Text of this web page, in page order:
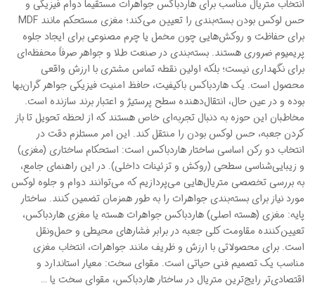
انتخاب متریال مناسب برای هاردباکس جواهرات مستقیماً دوام فیزیکی و
حس لوکس بودن بسته‌بندی را تعیین می‌کند؛ مغزی مستحکم مانند MDF
برای حفاظت و روکش‌هایی چون مخمل یا چرم مصنوعی برای ایجاد جلوه
پریمیوم ضروری هستند. بسته‌بندی در صنعت طلا و جواهر صرفاً محفظه‌ای
برای نگهداری نیست؛ بلکه اولین نقطه تماس مشتری با ارزش واقعی
محصول است. یک هاردباکس باکیفیت، حافظ امنیت فیزیکی جواهر گران‌بها
بوده و در عین حال، انتقال‌دهنده سطح پرستیژ و اعتبار برند سازنده است.
مخاطبان این حوزه به دنبال تجربه‌ای خاص هستند که از لحظه تحویل تا باز
کردن جعبه، حس لوکس بودن را منتقل کند. این امر مستلزم دقت در
انتخاب دو رکن اساسی ساختار هاردباکس است: استحکام ساختاری (مغزی)
و زیبایی‌شناسی سطحی (روکش و تزئینات داخلی). در این راهنمای جامع،
به بررسی تخصصی متریال‌هایی می‌پردازیم که می‌توانند دوام و جلوه لوکس
مورد نیاز برای بسته‌بندی جواهرات را به طور همزمان تضمین کنند. ساختار
پایه: مغزی (هسته اصلی) هاردباکس جواهرات هسته یا مغزی هاردباکس،
تعیین‌کننده مقاومت کلی جعبه در برابر فشارهای محیطی و حمل‌ونقل
است. برای محصولاتی با ارزش و ظریف مانند جواهرات، انتخاب مغزی
مناسب یک تصمیم فنی حیاتی است. مقوای سخت: معیار استاندارد و
اقتصادی‌تر رایج‌ترین متریال در ساختار هاردباکس، مقوای سخت یا …